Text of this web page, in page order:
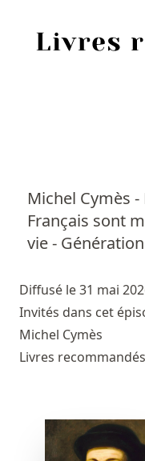
Michel Cymès
Français sont
vie -
Diffusé le 31 mai
Invités dans cet
Michel Cymès
Livres
Personnes
Livres les
Prix littéraires